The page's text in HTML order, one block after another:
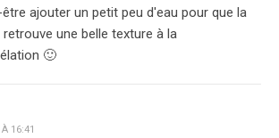
ajouter un petit peu d'eau pour que la
une belle texture à la
🙂
16:41